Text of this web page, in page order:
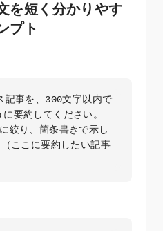
を短く分かりやす
プト
事を、300文字以内で
要約してください。
絞り、箇条書きで示し
ここに要約したい記事